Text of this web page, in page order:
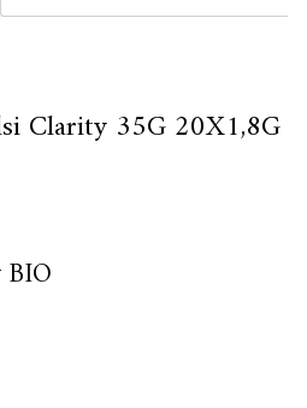
Clarity 35G 20X1,8G